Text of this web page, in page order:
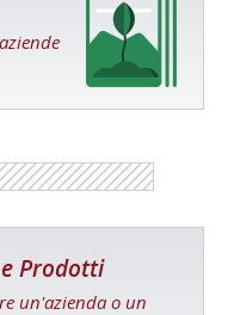
Prodotti
un'azienda o un